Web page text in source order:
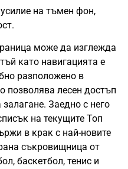
на тъмен фон,
може да изглежда
като навигацията е
разположено в
позволява лесен достъп
Заедно с него
на текущите Топ
в крак с най-новите
съкровищница от
баскетбол, тенис и